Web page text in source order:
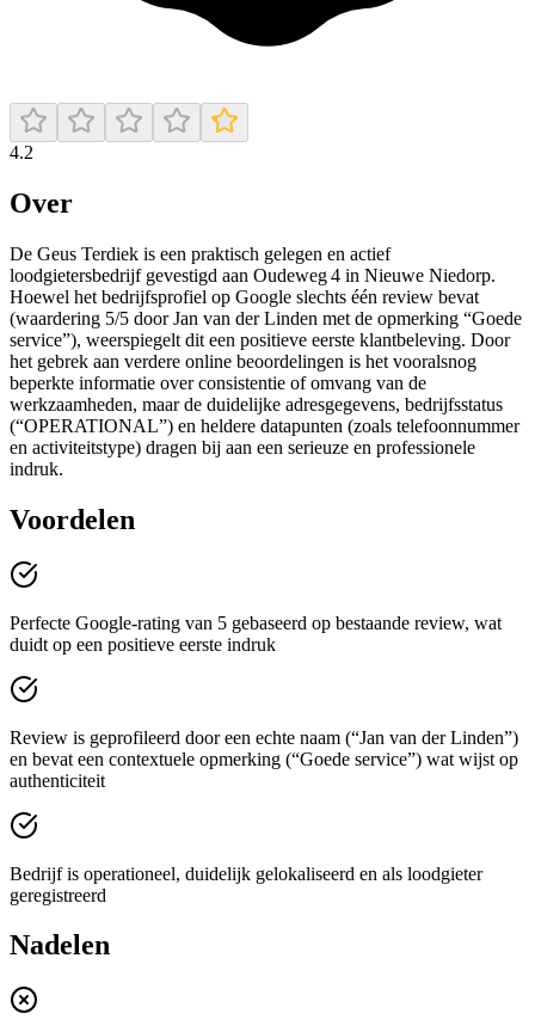
4.2
Over
De Geus Terdiek is een praktisch gelegen en actief
loodgietersbedrijf gevestigd aan Oudeweg 4 in Nieuwe Niedorp.
Hoewel het bedrijfsprofiel op Google slechts één review bevat
(waardering 5/5 door Jan van der Linden met de opmerking “Goede
service”), weerspiegelt dit een positieve eerste klantbeleving. Door
het gebrek aan verdere online beoordelingen is het vooralsnog
beperkte informatie over consistentie of omvang van de
werkzaamheden, maar de duidelijke adresgegevens, bedrijfsstatus
(“OPERATIONAL”) en heldere datapunten (zoals telefoonnummer
en activiteitstype) dragen bij aan een serieuze en professionele
indruk.
Voordelen
Perfecte Google-rating van 5 gebaseerd op bestaande review, wat
duidt op een positieve eerste indruk
Review is geprofileerd door een echte naam (“Jan van der Linden”)
en bevat een contextuele opmerking (“Goede service”) wat wijst op
authenticiteit
Bedrijf is operationeel, duidelijk gelokaliseerd en als loodgieter
geregistreerd
Nadelen